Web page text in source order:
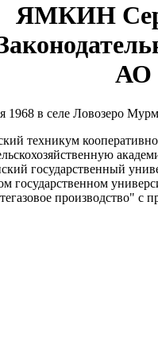
ЯМКИН
АО
1968 в селе Ловозеро
техникум
государственный
государственном
производство"